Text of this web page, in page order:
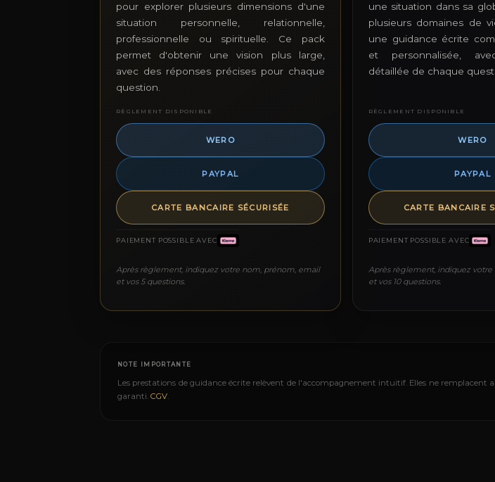
pour explorer plusieurs dimensions d'une
situation personnelle, relationnelle,
professionnelle ou spirituelle. Ce pack
permet d'obtenir une vision plus large,
avec des réponses précises pour chaque
question.
RÈGLEMENT DISPONIBLE
WERO
PAYPAL
CARTE BANCAIRE SÉCURISÉE
PAIEMENT POSSIBLE AVEC
Après règlement, indiquez votre nom, prénom, email
et vos 5 questions.
une situation dans sa
plusieurs domaines de
une guidance écrite
et personnalisée,
détaillée de chaque
RÈGLEMENT DISPONIBLE
WERO
PAYPAL
CARTE BANCAIRE
PAIEMENT POSSIBLE AVEC
Après règlement, indiquez
et vos 10 questions.
NOTE IMPORTANTE
Les prestations de guidance écrite relèvent de l'accompagnement intuitif. Elles ne
garanti. CGV